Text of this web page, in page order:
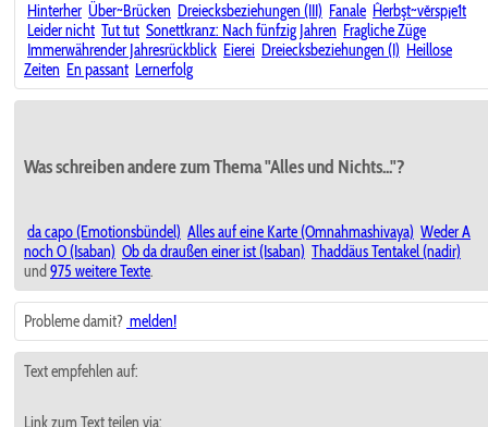
Hinterher Über~Brücken Dreiecksbeziehungen (III) Fanale Ĥerbşt~věrsp¡e1t
Leider nicht Tut tut Sonettkranz: Nach fünfzig Jahren Fragliche Züge
Immerwährender Jahresrückblick Eierei Dreiecksbeziehungen (I) Heillose
Zeiten En passant Lernerfolg
Was schreiben andere zum Thema "Alles und Nichts..."?
da capo (Emotionsbündel) Alles auf eine Karte (Omnahmashivaya) Weder A
noch O (Isaban) Ob da draußen einer ist (Isaban) Thaddäus Tentakel (nadir)
und 975 weitere Texte.
Probleme damit? melden!
Text empfehlen auf:
Link zum Text teilen via: